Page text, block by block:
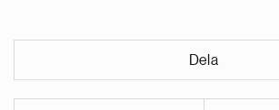
Dela